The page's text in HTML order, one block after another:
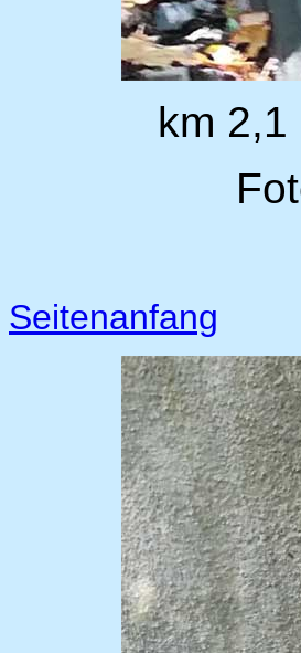
km 2,1
Seitenanfang